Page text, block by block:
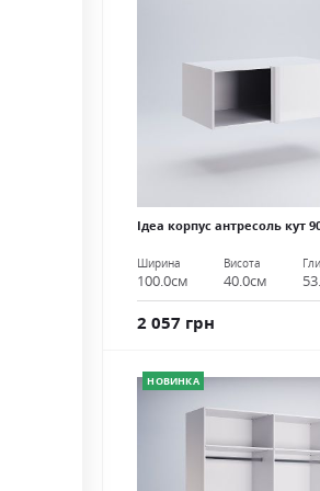
Ідеа корпус антресоль кут
Ширина
100.0см
Висота
40.0см
2 057 грн
НОВИНКА